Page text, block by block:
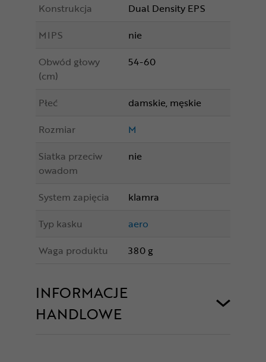
Konstrukcja
Dual Density EPS
MIPS
nie
Obwód głowy
(cm)
54-60
Płeć
damskie, męskie
Rozmiar
M
Siatka przeciw
owadom
nie
System zapięcia
klamra
Typ kasku
aero
Waga produktu
380 g
INFORMACJE
HANDLOWE